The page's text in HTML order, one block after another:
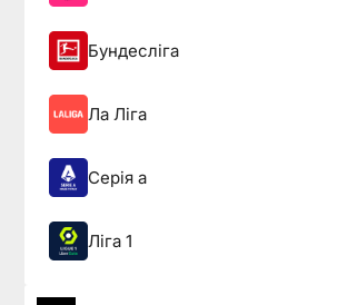
Бундесліга
Ла Ліга
Серія а
Ліга 1